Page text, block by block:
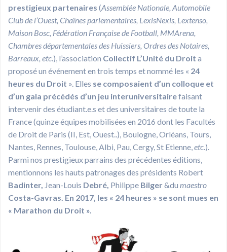
prestigieux partenaires (Assemblée Nationale, Automobile
Club de l’Ouest, Chaînes parlementaires, LexisNexis, Lextenso,
Maison Bosc, Fédération Française de Football, MMArena,
Chambres départementales des Huissiers, Ordres des Notaires,
Barreaux, etc.), l’association Collectif L’Unité du Droit a
proposé un événement en trois temps et nommé les « 24
heures du Droit ». Elles se composaient d’un colloque et
d’un gala précédés d’un jeu interuniversitairefaisant
intervenir des étudiant.e.s et des universitaires de toute la
France (quinze équipes mobilisées en 2016 dont les Facultés
de Droit de Paris (II, Est, Ouest..), Boulogne, Orléans, Tours,
Nantes, Rennes, Toulouse, Albi, Pau, Cergy, St Etienne,etc.).
Parmi nos prestigieux parrains des précédentes éditions,
mentionnons les hauts patronages des présidents Robert
Badinter, Jean-Louis Debré, Philippe Bilger&du maestro
Costa-Gavras. En 2017, les « 24 heures » se sont mues en
« Marathon du Droit ».